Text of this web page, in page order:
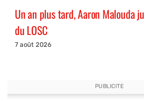
Un an plus tard, Aaron Malouda
du LOSC
7 août 2026
PUBLICITE